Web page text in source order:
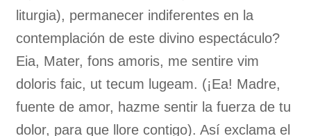
liturgia), permanecer indiferentes en la
contemplación de este divino espectáculo?
Eia, Mater, fons amoris, me sentire vim
doloris faic, ut tecum lugeam. (¡Ea! Madre,
fuente de amor, hazme sentir la fuerza de tu
dolor, para que llore contigo). Así exclama el